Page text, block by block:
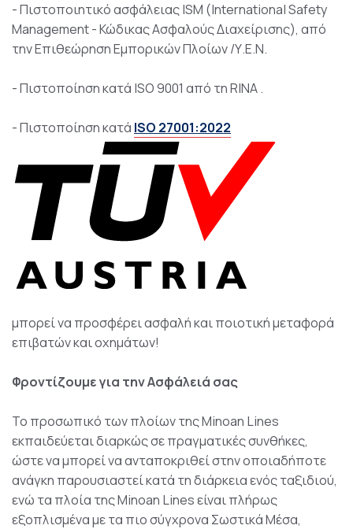
- Πιστοποιητικό ασφάλειας ISM (International Safety
Management - Κώδικας Ασφαλούς Διαχείρισης), από
την Επιθεώρηση Εμπορικών Πλοίων /Υ.Ε.Ν.
- Πιστοποίηση κατά ISO 9001 από τη RINA .
- Πιστοποίηση κατά ISO 27001:2022
μπορεί να προσφέρει ασφαλή και ποιοτική μεταφορά
επιβατών και οχημάτων!
Φροντίζουμε για την Ασφάλειά σας
Το προσωπικό των πλοίων της Minoan Lines
εκπαιδεύεται διαρκώς σε πραγματικές συνθήκες,
ώστε να μπορεί να ανταποκριθεί στην οποιαδήποτε
ανάγκη παρουσιαστεί κατά τη διάρκεια ενός ταξιδιού,
ενώ τα πλοία της Minoan Lines είναι πλήρως
εξοπλισμένα με τα πιο σύγχρονα Σωστικά Μέσα,